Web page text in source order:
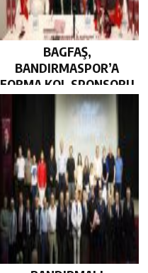
BAGFAŞ,
BANDIRMASPOR’A
FORMA KOL SPONSORU
OLARAK KUCAK AÇTI…